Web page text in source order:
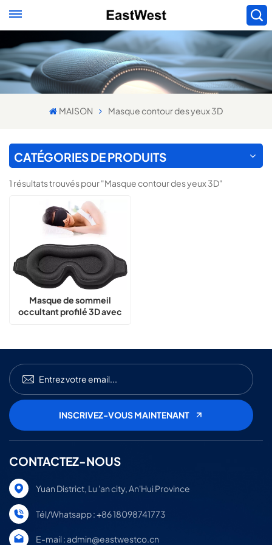
MAISON Masque contour des yeux 3D
CATÉGORIES DE PRODUITS
1 résultats trouvés pour "Masque contour des yeux 3D"
Masque de sommeil
occultant profilé 3D avec
CONTACTEZ-NOUS
Yuan District, Lu 'an city, An'Hui Province
Tél/Whatsapp : +86 18098741773
E-mail : admin@eastwestco.cn